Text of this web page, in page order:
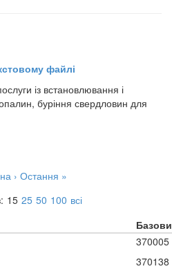
файлі
із встановлювання і
буріння свердловин для
› Остання »
15 25 50 100 всі
370005
370138